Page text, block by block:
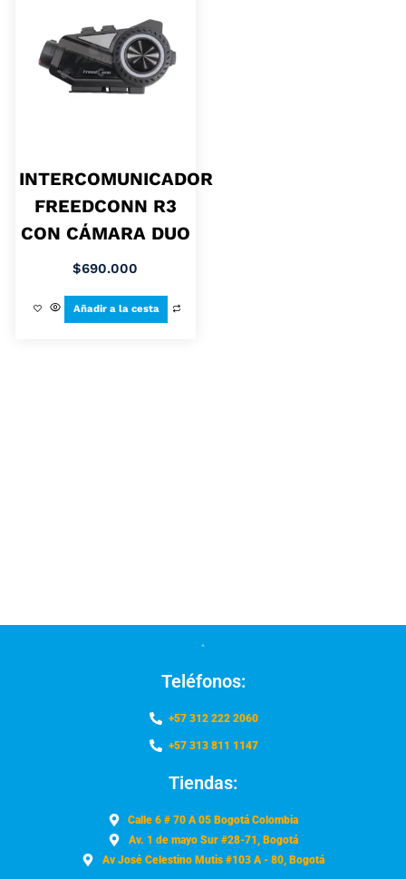
INTERCOMUNICADOR
FREEDCONN R3
CON CÁMARA DUO
$690.000
Añadir a la cesta
Teléfonos:
+57 312 222 2060
+57 313 811 1147
Tiendas:
Calle 6 # 70 A 05 Bogotá Colombia
Av. 1 de mayo Sur #28-71, Bogotá
Av José Celestino Mutis #103 A - 80, Bogotá